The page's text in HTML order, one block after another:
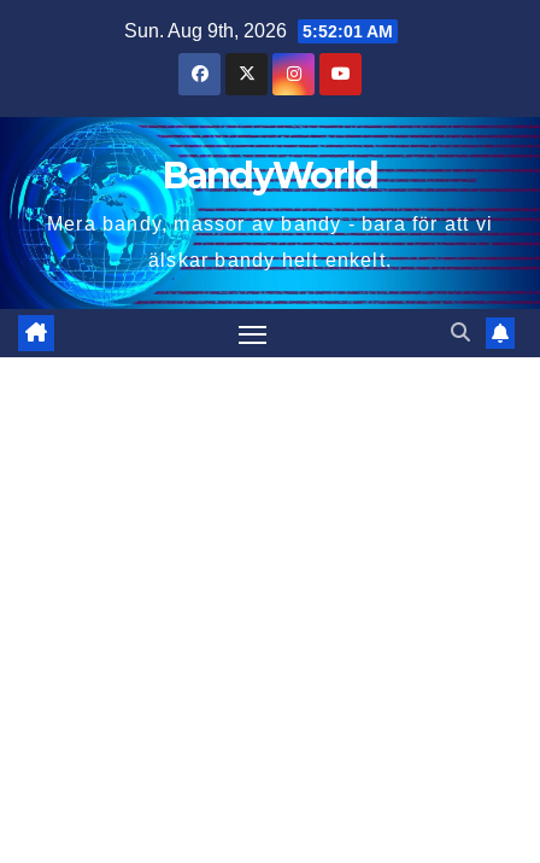
Sun. Aug 9th, 2026 5:52:02 AM
BandyWorld
Mera bandy, massor av bandy - bara för att vi
älskar bandy helt enkelt.